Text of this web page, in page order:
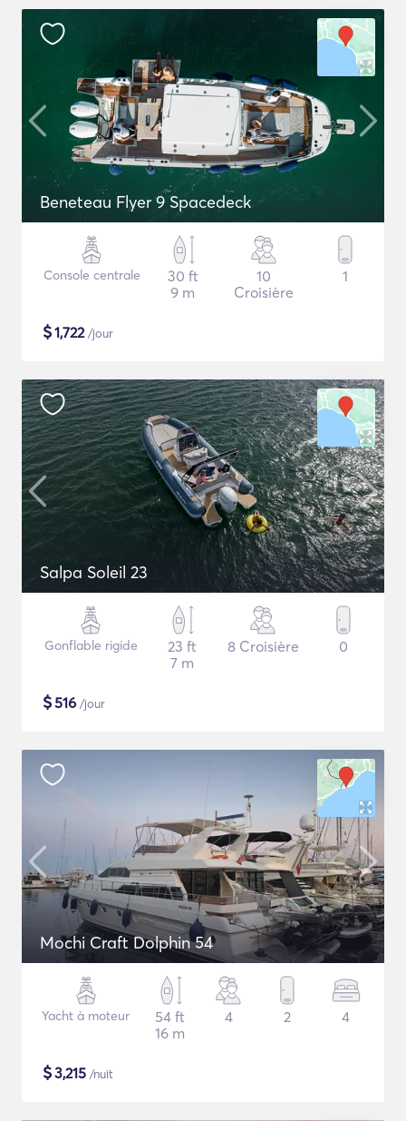
Beneteau Flyer 9 Spacedeck
Console centrale
30 ft
9 m
10
Croisière
1
$1,722/jour
Salpa Soleil 23
Gonflable rigide
23 ft
7 m
8 Croisière 0
$516 /jour
Mochi Craft Dolphin 54
Yacht à moteur
54 ft
16 m
4 2 4
$3,215 /nuit